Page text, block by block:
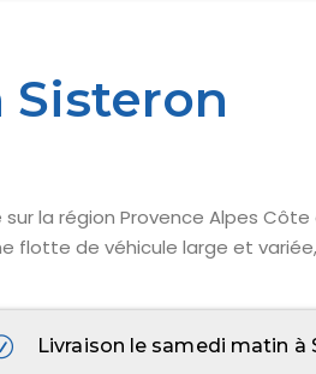
la région Provence Alpes Côte
flotte de véhicule large et
Livraison le samedi matin à